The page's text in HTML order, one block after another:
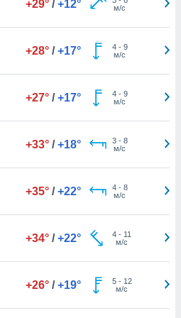
+29° / +12°
м/с
+28° / +17° 4- 9
м/с
+27° / +17° 4- 9
м/с
+33° / +18° 3- 8
м/с
+35° / +22° 4- 8
м/с
+34° / +22° 4- 11
м/с
+26° / +19° 5- 12
м/с